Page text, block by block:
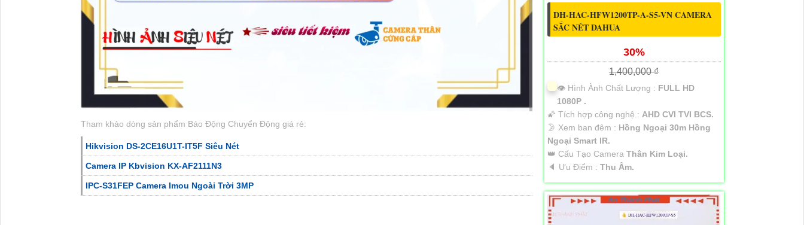
Tham khảo dòng sản phẩm Báo Động Chuyển Động giá rẻ:
Hikvision DS-2CE16U1T-IT5F Siêu Nét
Camera IP Kbvision KX-AF2111N3
IPC-S31FEP Camera Imou Ngoài Trời 3MP
DH-HAC-HFW1200TP-A-S5-VN CAMERA
SẮC NÉT DAHUA
30%
1,400,000 ₫
👁 Hình Ành Chất Lượng : FULL HD
1080P .
🌠 Tích hợp công nghệ : AHD CVI TVI BCS.
🌛 Xem ban đêm : Hồng Ngoại 30m Hồng
Ngoại Smart IR.
👑 Cấu Tạo Camera Thân Kim Loại.
️🔈 Ưu Điểm : Thu Âm.